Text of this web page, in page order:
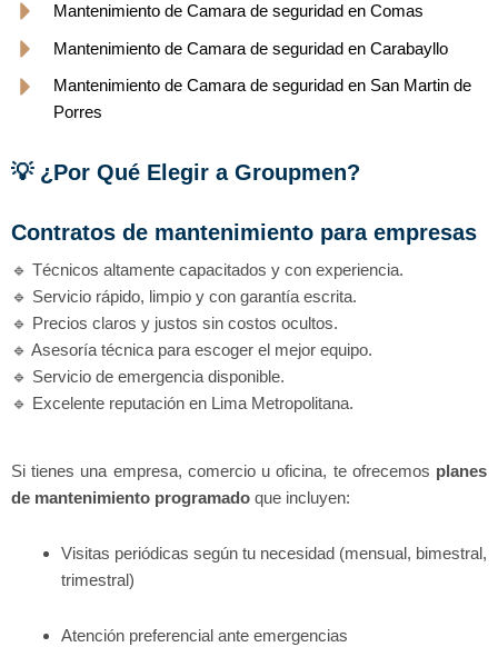
Mantenimiento de Camara de seguridad en Comas
Mantenimiento de Camara de seguridad en Carabayllo
Mantenimiento de Camara de seguridad en San Martin de
Porres
💡 ¿Por Qué Elegir a Groupmen?
Contratos de mantenimiento para empresas
🔹 Técnicos altamente capacitados y con experiencia.
🔹 Servicio rápido, limpio y con garantía escrita.
🔹 Precios claros y justos sin costos ocultos.
🔹 Asesoría técnica para escoger el mejor equipo.
🔹 Servicio de emergencia disponible.
🔹 Excelente reputación en Lima Metropolitana.
Si tienes una empresa, comercio u oficina, te ofrecemos planes
de mantenimiento programado que incluyen:
Visitas periódicas según tu necesidad (mensual, bimestral,
trimestral)
Atención preferencial ante emergencias